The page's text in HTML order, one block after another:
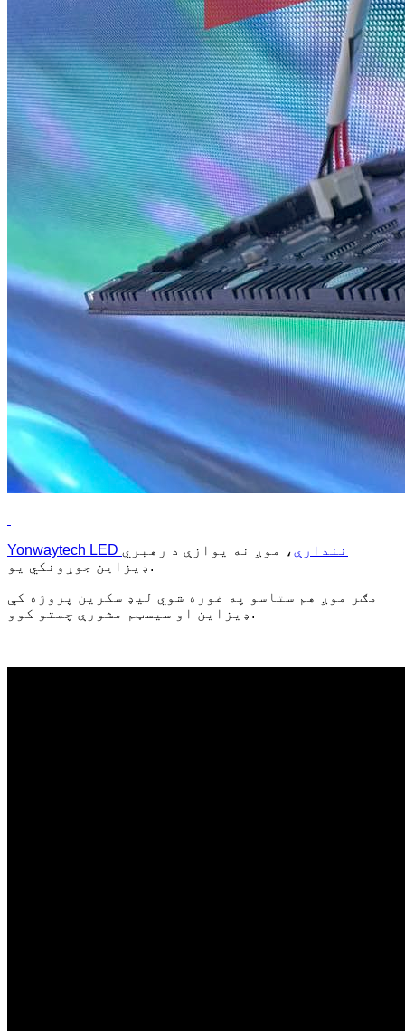
Yonwaytech LED نندارې، موږ نه یوازې د رهبري
ډیزاین جوړونکي یو.
مګر موږ هم ستاسو په غوره شوي لیډ سکرین پروژه کې
ډیزاین او سیسټم مشورې چمتو کوو.